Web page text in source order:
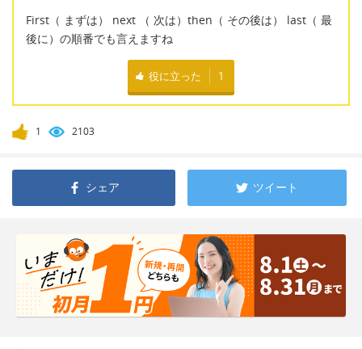
First（ まずは） next （ 次は）then（ その後は） last（ 最
後に）の順番でも言えますね
役に立った 1
1 2103
シェア ツイート